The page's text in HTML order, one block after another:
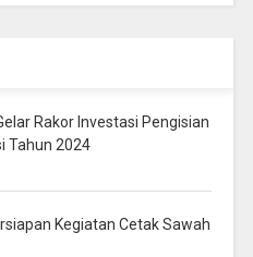
Rakor Investasi Pengisian
Tahun 2024
Kegiatan Cetak Sawah